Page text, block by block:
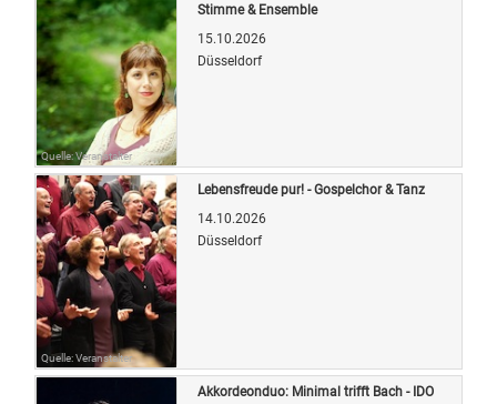
Quelle: Veranstalter
Stimme & Ensemble
15.10.2026
Düsseldorf
Quelle: Veranstalter
Lebensfreude pur! - Gospelchor & Tanz
14.10.2026
Düsseldorf
Akkordeonduo: Minimal trifft Bach - IDO